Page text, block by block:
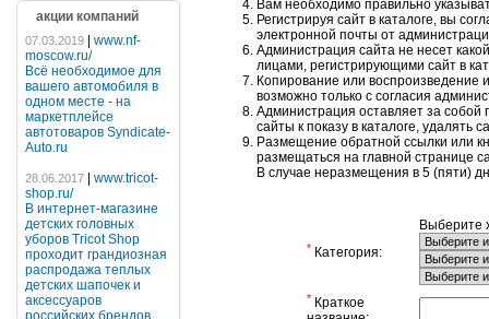
акции компаний
07.03.2019
www.nf-
moscow.ru/
Всё необходимое для
вашего автомобиля в
одном месте - на
маркетплейсе
автотоваров Syndicate-
Auto.ru
28.06.2017
www.tricot-
shop.ru/
В интернет-магазине
детских головных
уборов Tricot Shop
проходит грандиозная
распродажа теплых
детских шапочек и
аксессуаров
российских брендов
Вам необходимо правильно
Регистрируя сайт в каталоге, вы
электронной почты от
Администрация сайта не несет
лицами, регистрирующими сайт в
Копирование или
возможно только с согласия
Администрация оставляет за собой
сайты к показу в каталоге, удалять
Размещение обратной ссылки или
размещаться на главной странице
В случае неразмещения в 5 (пяти)
* Категория:
Выберите
* Краткое